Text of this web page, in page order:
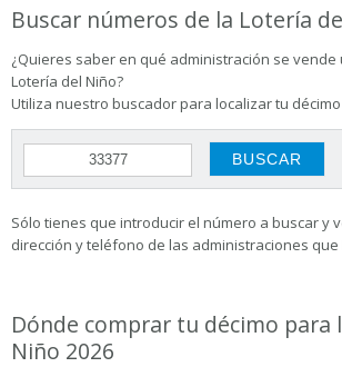
Buscar números de la Lotería
¿Quieres saber en qué administración se vende
Lotería del Niño?
Utiliza nuestro buscador para localizar tu
Sólo tienes que introducir el número a buscar y
dirección y teléfono de las administraciones
Dónde comprar tu décimo para
Niño 2026